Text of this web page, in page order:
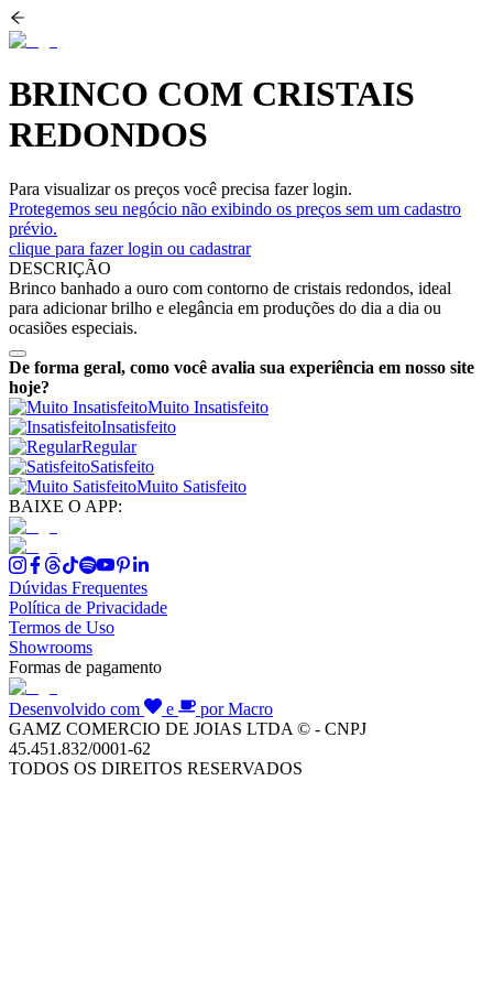
BRINCO COM CRISTAIS
REDONDOS
Para visualizar os preços você precisa fazer login.
Protegemos seu negócio não exibindo os preços sem um cadastro
prévio.
clique para fazer login ou cadastrar
DESCRIÇÃO
Brinco banhado a ouro com contorno de cristais redondos, ideal
para adicionar brilho e elegância em produções do dia a dia ou
ocasiões especiais.
De forma geral, como você avalia sua experiência em nosso site
hoje?
Muito Insatisfeito
Insatisfeito
Regular
Satisfeito
Muito Satisfeito
BAIXE O APP:
Dúvidas Frequentes
Política de Privacidade
Termos de Uso
Showrooms
Formas de pagamento
Desenvolvido com e
por Macro
GAMZ COMERCIO DE JOIAS LTDA © - CNPJ
45.451.832/0001-62
TODOS OS DIREITOS RESERVADOS